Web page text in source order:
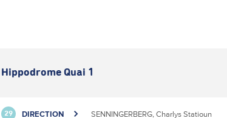
Hippodrome Quai 1
29 DIRECTION SENNINGERBERG, Charlys Statioun